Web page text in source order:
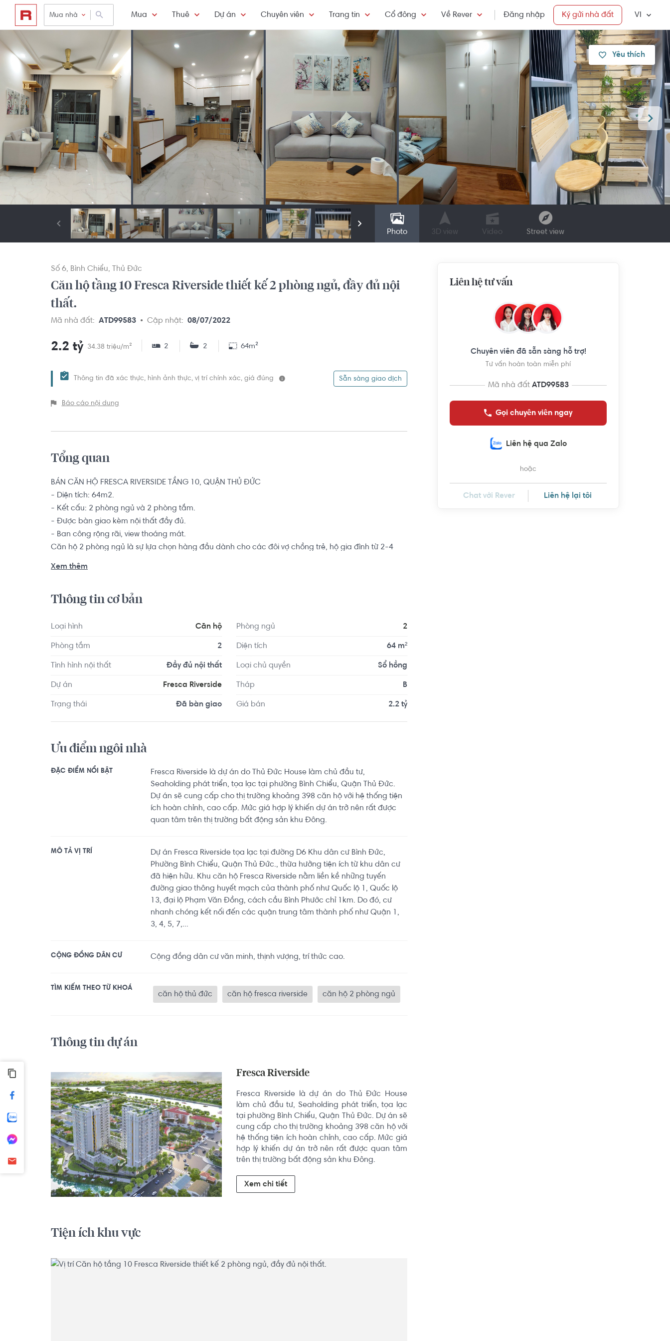
Mua nhà Mua Thuê Dự án Chuyên viên Trang tin Cổ đông Về Rever Đăng nhập Ký gửi nhà đất VI
Yêu thích
Photo 3D view Video Street view
Số 6 Bình Chiểu Thủ Đức
Căn hộ tầng 10 Fresca Riverside thiết kế 2 phòng ngủ, đầy đủ nội
thất.
Mã nhà đất: ATD99583 Cập nhật: 08/07/2022
2.2 tỷ 34.38 triệu/m² 2 2 64m²
Thông tin đã xác thực, hình ảnh thực, vị trí chính xác, giá đúng Sẵn sàng giao dịch
Báo cáo nội dung
Tổng quan
BÁN CĂN HỘ FRESCA RIVERSIDE TẦNG 10, QUẬN THỦ ĐỨC
- Diện tích: 64m2.
- Kết cấu: 2 phòng ngủ và 2 phòng tắm.
- Được bàn giao kèm nội thất đầy đủ.
- Ban công rộng rãi, view thoáng mát.
Căn hộ 2 phòng ngủ là sự lựa chọn hàng đầu dành cho các đôi vợ chồng trẻ, hộ gia đình từ 2-4
nơi đây sẽ thừa hưởng các tiện ích hội tụ, kiến tạo khu dân cư văn minh, hiện đại để khách hàng lựa
Xem thêm
Thông tin cơ bản
Loại hình Căn hộ Phòng ngủ 2
Phòng tắm 2 Diện tích 64 m²
Tình hình nội thất Đầy đủ nội thất Loại chủ quyền Sổ hồng
Dự án Fresca Riverside Tháp B
Trạng thái Đã bàn giao Giá bán 2.2 tỷ
Ưu điểm ngôi nhà
ĐẶC ĐIỂM NỔI BẬT
Fresca Riverside là dự án do Thủ Đức House làm chủ đầu tư,
Seaholding phát triển, tọa lạc tại phường Bình Chiểu, Quận Thủ Đức.
Dự án sẽ cung cấp cho thị trường khoảng 398 căn hộ với hệ thống tiện
ích hoàn chỉnh, cao cấp. Mức giá hợp lý khiến dự án trở nên rất được
quan tâm trên thị trường bất động sản khu Đông.
MÔ TẢ VỊ TRÍ
Dự án Fresca Riverside tọa lạc tại đường D6 Khu dân cư Bình Đức,
Phường Bình Chiểu, Quận Thủ Đức., thừa hưởng tiện ích từ khu dân cư
đã hiện hữu. Khu căn hộ Fresca Riverside nằm liền kề những tuyến
đường giao thông huyết mạch của thành phố như Quốc lộ 1, Quốc lộ
13, đại lộ Phạm Văn Đồng, cách cầu Bình Phước chỉ 1km. Do đó, cư
nhanh chóng kết nối đến các quận trung tâm thành phố như Quận 1,
3, 4, 5, 7,...
CỘNG ĐỒNG DÂN CƯ Cộng đồng dân cư văn minh, thịnh vượng, trí thức cao.
TÌM KIẾM THEO TỪ KHOÁ
căn hộ thủ đức căn hộ fresca riverside căn hộ 2 phòng ngủ
Thông tin dự án
Fresca Riverside
Fresca Riverside là dự án do Thủ Đức House
làm chủ đầu tư, Seaholding phát triển, tọa lạc
tại phường Bình Chiểu, Quận Thủ Đức. Dự án sẽ
cung cấp cho thị trường khoảng 398 căn hộ với
hệ thống tiện ích hoàn chỉnh, cao cấp. Mức giá
hợp lý khiến dự án trở nên rất được quan tâm
trên thị trường bất động sản khu Đông.
Xem chi tiết
Tiện ích khu vực
Liên hệ tư vấn
Chuyên viên đã sẵn sàng hỗ trợ!
Tư vấn hoàn toàn miễn phí
Mã nhà đất ATD99583
Gọi chuyên viên ngay
Liên hệ qua Zalo
hoặc
Chat với Rever Liên hệ lại tôi